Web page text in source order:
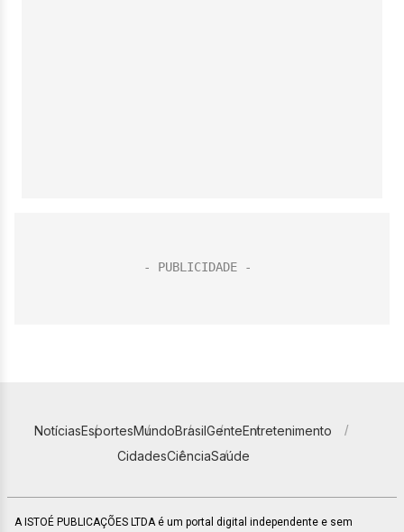
NotíciasEsportesMundoBrasilGenteEntretenimento
CidadesCiênciaSaúde
A ISTOÉ PUBLICAÇÕES LTDA é um portal digital independente e sem